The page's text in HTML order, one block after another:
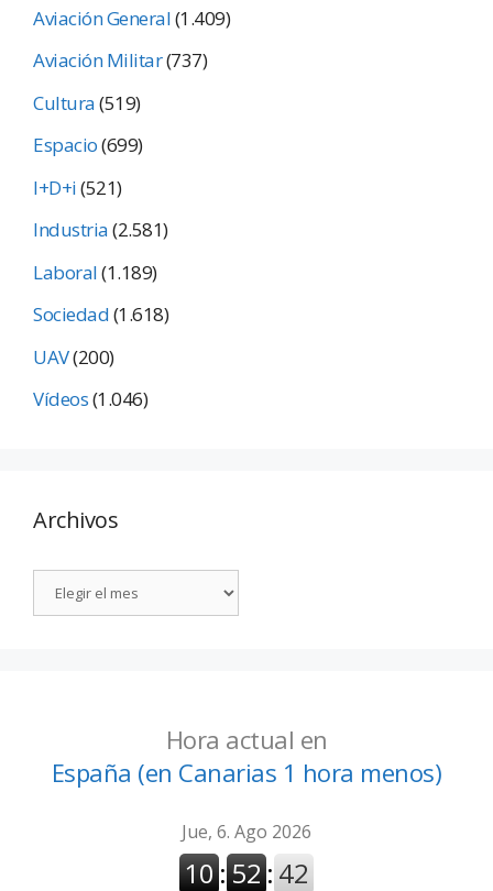
Aviación General(1.409)
Aviación Militar(737)
Cultura(519)
Espacio(699)
I+D+i(521)
Industria(2.581)
Laboral(1.189)
Sociedad(1.618)
UAV(200)
Vídeos(1.046)
Archivos
Hora actual en
España (en Canarias 1 hora menos)